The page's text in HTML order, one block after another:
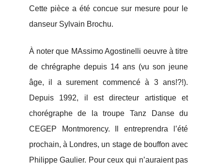
Cette pièce a été concue sur mesure pour le
danseur Sylvain Brochu.
À noter que MAssimo Agostinelli oeuvre à titre
de chrégraphe depuis 14 ans (vu son jeune
âge, il a surement commencé à 3 ans!?!).
Depuis 1992, il est directeur artistique et
chorégraphe de la troupe Tanz Danse du
CEGEP Montmorency. Il entreprendra l’été
prochain, à Londres, un stage de bouffon avec
Philippe Gaulier. Pour ceux qui n’auraient pas